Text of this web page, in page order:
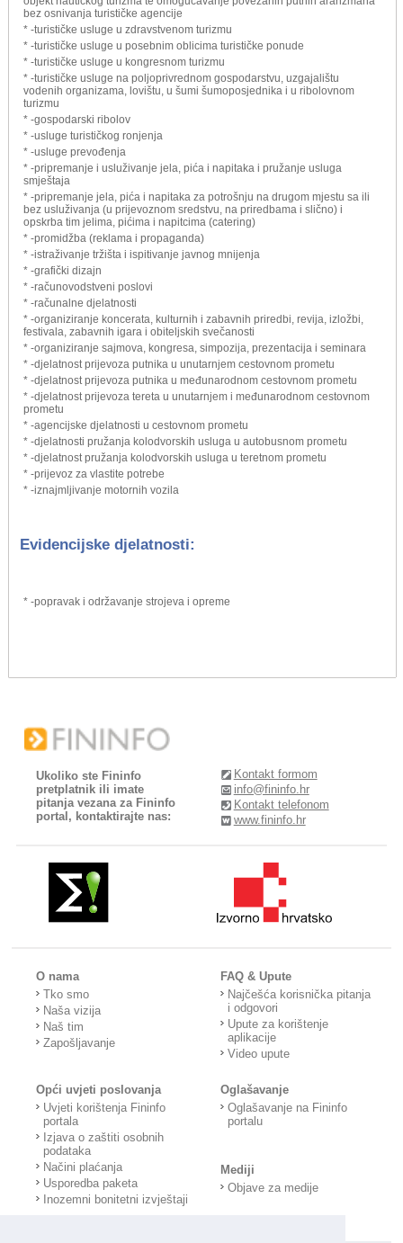
bez osnivanja turističke agencije
* -turističke usluge u zdravstvenom turizmu
* -turističke usluge u posebnim oblicima turističke ponude
* -turističke usluge u kongresnom turizmu
* -turističke usluge na poljoprivrednom gospodarstvu, uzgajalištu
vodenih organizama, lovištu, u šumi šumoposjednika i u ribolovnom
turizmu
* -gospodarski ribolov
* -usluge turističkog ronjenja
* -usluge prevođenja
* -pripremanje i usluživanje jela, pića i napitaka i pružanje usluga
smještaja
* -pripremanje jela, pića i napitaka za potrošnju na drugom mjestu sa ili
bez usluživanja (u prijevoznom sredstvu, na priredbama i slično) i
opskrba tim jelima, pićima i napitcima (catering)
* -promidžba (reklama i propaganda)
* -istraživanje tržišta i ispitivanje javnog mnijenja
* -grafički dizajn
* -računovodstveni poslovi
* -računalne djelatnosti
* -organiziranje koncerata, kulturnih i zabavnih priredbi, revija, izložbi,
festivala, zabavnih igara i obiteljskih svečanosti
* -organiziranje sajmova, kongresa, simpozija, prezentacija i seminara
* -djelatnost prijevoza putnika u unutarnjem cestovnom prometu
* -djelatnost prijevoza putnika u međunarodnom cestovnom prometu
* -djelatnost prijevoza tereta u unutarnjem i međunarodnom cestovnom
prometu
* -agencijske djelatnosti u cestovnom prometu
* -djelatnosti pružanja kolodvorskih usluga u autobusnom prometu
* -djelatnost pružanja kolodvorskih usluga u teretnom prometu
* -prijevoz za vlastite potrebe
* -iznajmljivanje motornih vozila
Evidencijske djelatnosti:
* -popravak i održavanje strojeva i opreme
Ukoliko ste Fininfo
pretplatnik ili imate
pitanja vezana za Fininfo
portal, kontaktirajte nas:
Kontakt formom
info@fininfo.hr
Kontakt telefonom
www.fininfo.hr
O nama
Tko smo
Naša vizija
Naš tim
Zapošljavanje
FAQ & Upute
Najčešća korisnička pitanja
i odgovori
Upute za korištenje
aplikacije
Video upute
Opći uvjeti poslovanja
Uvjeti korištenja Fininfo
portala
Izjava o zaštiti osobnih
podataka
Načini plaćanja
Usporedba paketa
Inozemni bonitetni izvještaji
Oglašavanje
Oglašavanje na Fininfo
portalu
Mediji
Objave za medije